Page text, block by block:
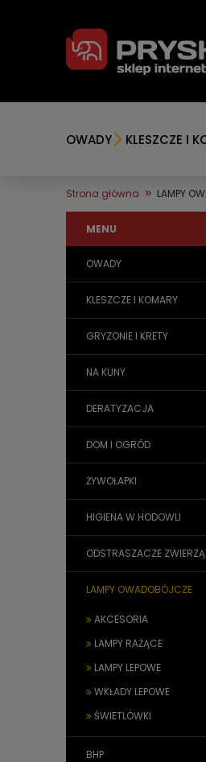
OWADY KLESZCZE I
Strona główna » LAMPY
MENU
OWADY
KLESZCZE I KOMARY
GRYZONIE I KRETY
NA KUNY
DERATYZACJA
DOM I OGRÓD
ŻYWOŁAPKI
HIGIENA W HODOWLI
ODSTRASZACZE
LAMPY OWADOBÓJCZE
AKCESORIA
LAMPY RAŻĄCE
LAMPY LEPOWE
WKŁADY LEPOWE
ŚWIETLÓWKI
BHP